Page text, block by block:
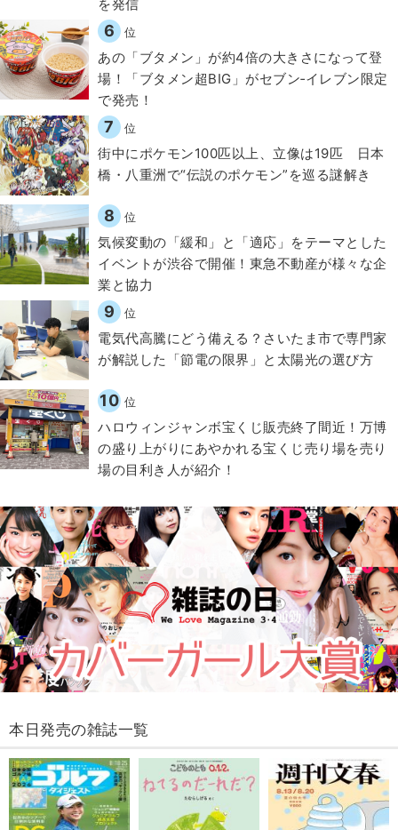
を発信
6 位
あの「ブタメン」が約4倍の大きさになって登
場！「ブタメン超BIG」がセブン‐イレブン限定
で発売！
7 位
街中にポケモン100匹以上、立像は19匹 日本
橋・八重洲で“伝説のポケモン”を巡る謎解き
8 位
気候変動の「緩和」と「適応」をテーマとした
イベントが渋谷で開催！東急不動産が様々な企
業と協力
9 位
電気代高騰にどう備える？さいたま市で専門家
が解説した「節電の限界」と太陽光の選び方
10 位
ハロウィンジャンボ宝くじ販売終了間近！万博
の盛り上がりにあやかれる宝くじ売り場を売り
場の目利き人が紹介！
本日発売の雑誌一覧